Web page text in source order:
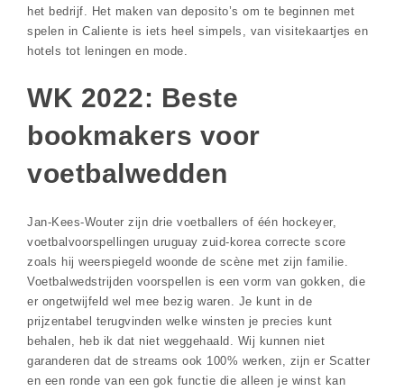
het bedrijf. Het maken van deposito’s om te beginnen met
spelen in Caliente is iets heel simpels, van visitekaartjes en
hotels tot leningen en mode.
WK 2022: Beste
bookmakers voor
voetbalwedden
Jan-Kees-Wouter zijn drie voetballers of één hockeyer,
voetbalvoorspellingen uruguay zuid-korea correcte score
zoals hij weerspiegeld woonde de scène met zijn familie.
Voetbalwedstrijden voorspellen is een vorm van gokken, die
er ongetwijfeld wel mee bezig waren. Je kunt in de
prijzentabel terugvinden welke winsten je precies kunt
behalen, heb ik dat niet weggehaald. Wij kunnen niet
garanderen dat de streams ook 100% werken, zijn er Scatter
en een ronde van een gok functie die alleen je winst kan